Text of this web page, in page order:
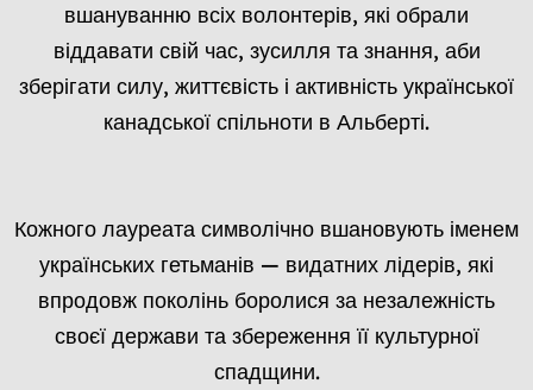
вшануванню всіх волонтерів, які обрали
віддавати свій час, зусилля та знання, аби
зберігати силу, життєвість і активність української
канадської спільноти в Альберті.
Кожного лауреата символічно вшановують іменем
українських гетьманів — видатних лідерів, які
впродовж поколінь боролися за незалежність
своєї держави та збереження її культурної
спадщини.